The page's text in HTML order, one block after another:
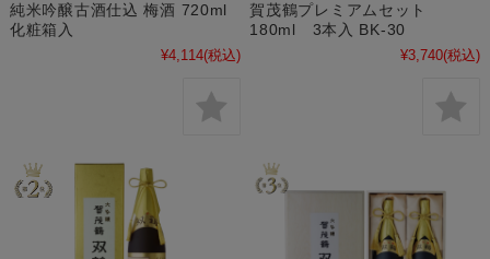
純米吟醸古酒仕込 梅酒 720ml
化粧箱入
¥4,114(税込)
賀茂鶴プレミアムセット
180ml 3本入 BK-30
¥3,740(税込)